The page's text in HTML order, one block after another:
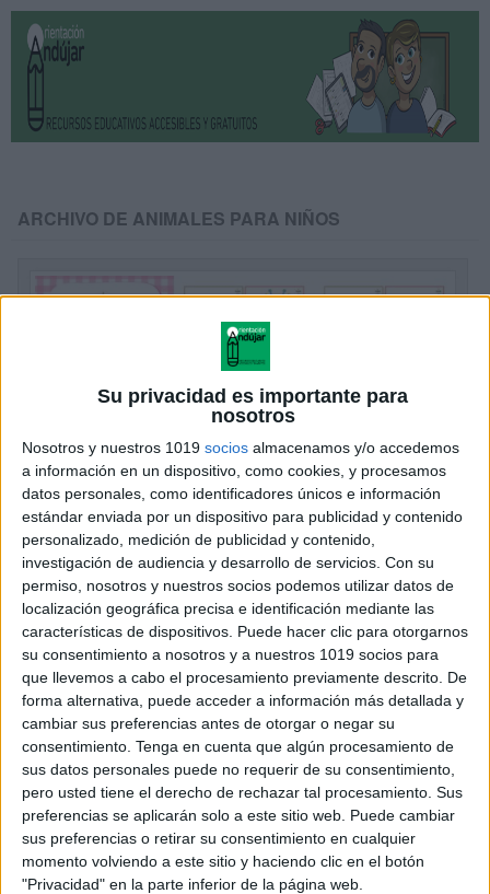
Su privacidad es importante para
nosotros
Nosotros y nuestros 1019 socios almacenamos y/o accedemos
a información en un dispositivo, como cookies, y procesamos
datos personales, como identificadores únicos e información
estándar enviada por un dispositivo para publicidad y contenido
personalizado, medición de publicidad y contenido,
investigación de audiencia y desarrollo de servicios. Con su
permiso, nosotros y nuestros socios podemos utilizar datos de
localización geográfica precisa e identificación mediante las
características de dispositivos. Puede hacer clic para otorgarnos
su consentimiento a nosotros y a nuestros 1019 socios para
que llevemos a cabo el procesamiento previamente descrito. De
forma alternativa, puede acceder a información más detallada y
cambiar sus preferencias antes de otorgar o negar su
consentimiento. Tenga en cuenta que algún procesamiento de
sus datos personales puede no requerir de su consentimiento,
pero usted tiene el derecho de rechazar tal procesamiento. Sus
preferencias se aplicarán solo a este sitio web. Puede cambiar
sus preferencias o retirar su consentimiento en cualquier
momento volviendo a este sitio y haciendo clic en el botón
"Privacidad" en la parte inferior de la página web.
ARCHIVO DE ANIMALES PARA NIÑOS
Juego de Memoria: Relaciona Animales y
sus Nombres
Publicado el 21 septiembre, 2024
Hoy te traemos un juego de memoria educativo y
divertido para los más pequeños. Con este Juego de
Memoria de Animales y sus Nombres, los niños
podrán practicar el reconocimiento […]
SEGUIR LEYENDO
Buscar